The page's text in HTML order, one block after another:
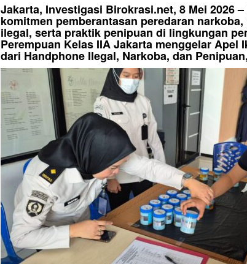
Jakarta, Investigasi Birokrasi.net, 8 Mei 2026
komitmen pemberantasan peredaran
ilegal, serta praktik penipuan di lingkungan
Perempuan Kelas IIA Jakarta menggelar Apel
dari Handphone Ilegal, Narkoba, dan